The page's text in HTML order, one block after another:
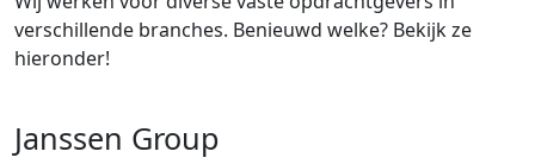
verschillende branches. Benieuwd welke? Bekijk ze
hieronder!
Janssen Group